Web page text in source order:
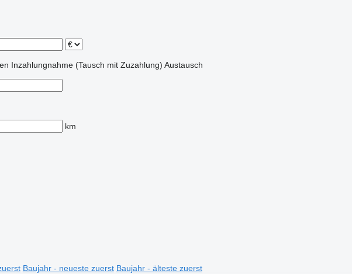
Inzahlungnahme (Tausch mit Zuzahlung) Austausch
km
Baujahr - neueste zuerst Baujahr - älteste zuerst